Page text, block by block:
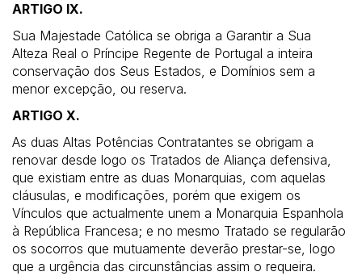
ARTIGO IX.
Sua Majestade Católica se obriga a Garantir a Sua
Alteza Real o Príncipe Regente de Portugal a inteira
conservação dos Seus Estados, e Domínios sem a
menor excepção, ou reserva.
ARTIGO X.
As duas Altas Potências Contratantes se obrigam a
renovar desde logo os Tratados de Aliança defensiva,
que existiam entre as duas Monarquias, com aquelas
cláusulas, e modificações, porém que exigem os
Vínculos que actualmente unem a Monarquia Espanhola
à República Francesa; e no mesmo Tratado se regularão
os socorros que mutuamente deverão prestar-se, logo
que a urgência das circunstâncias assim o requeira.